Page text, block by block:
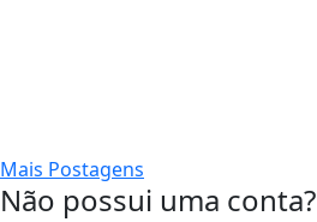
Mais Postagens
Não possui uma conta?